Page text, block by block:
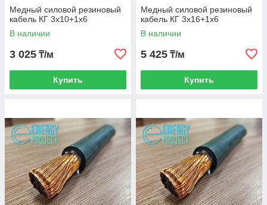
Медный силовой резиновый
кабель КГ 3х10+1х6
В наличии
3 025 ₸/м
Купить
Медный силовой резиновый
кабель КГ 3х16+1х6
В наличии
5 425 ₸/м
Купить